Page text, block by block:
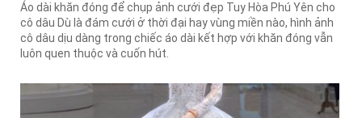
Áo dài khăn đóng để chụp ảnh cưới đẹp Tuy Hòa Phú Yên cho
cô dâu Dù là đám cưới ở thời đại hay vùng miền nào, hình ảnh
cô dâu dịu dàng trong chiếc áo dài kết hợp với khăn đóng vẫn
luôn quen thuộc và cuốn hút.